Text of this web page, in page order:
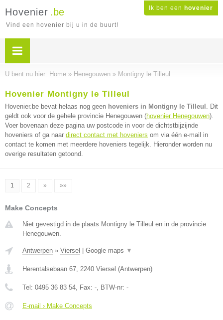
Ik ben een hovenier
Hovenier .be
Vind een hovenier bij u in de buurt!
U bent nu hier: Home » Henegouwen » Montigny le Tilleul
Hovenier Montigny le Tilleul
Hovenier.be bevat helaas nog geen hoveniers in Montigny le Tilleul . Dit
geldt ook voor de gehele provincie Henegouwen (hovenier Henegouwen).
Voer bovenaan deze pagina uw postcode in voor de dichtstbijzijnde
hoveniers of ga naar direct contact met hoveniers om via één e-mail in
contact te komen met meerdere hoveniers tegelijk. Hieronder worden nu
overige resultaten getoond.
1 2 » »»
Make Concepts
Niet gevestigd in de plaats Montigny le Tilleul en in de provincie
Henegouwen.
Antwerpen » Viersel Google maps ▼
Herentalsebaan 67, 2240 Viersel (Antwerpen)
Tel: 0495 36 83 54, Fax: -, BTW-nr: -
E-mail › Make Concepts